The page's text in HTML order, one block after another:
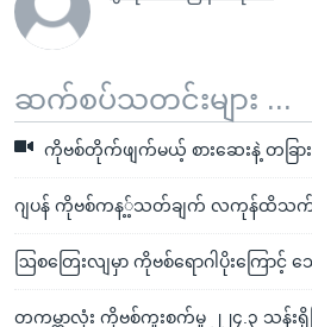
ဆက်စပ်သတင်းများ ...
ကိုဗစ်တိုက်ဖျက်မယ့် စားဆေးနဲ့ တခြား
ဂျပန် ကိုဗစ်ကန့့်သတ်ချက် လကုန်ထိသက်
ဩစတြေးလျမှာ ကိုဗစ်ရောဂါပိုးကြောင့်
တကမ္ဘာလုံး ကိုဗစ်ကူးစက်မှု ၂၂၄.၃ သန်းရှိ